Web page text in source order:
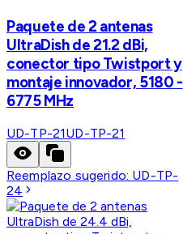
Paquete de 2 antenas
UltraDish de 21.2 dBi,
conector tipo Twistport y
montaje innovador, 5180 -
6775 MHz
UD-TP-21UD-TP-21
Reemplazo sugerido: UD-TP-
24